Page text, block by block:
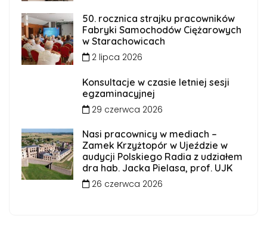
50. rocznica strajku pracowników
Fabryki Samochodów Ciężarowych
w Starachowicach
2 lipca 2026
Konsultacje w czasie letniej sesji
egzaminacyjnej
29 czerwca 2026
Nasi pracownicy w mediach –
Zamek Krzyżtopór w Ujeździe w
audycji Polskiego Radia z udziałem
dra hab. Jacka Pielasa, prof. UJK
26 czerwca 2026